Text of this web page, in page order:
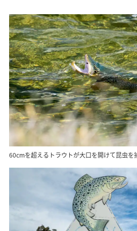
60cmを超えるトラウトが大口を開けて昆虫を